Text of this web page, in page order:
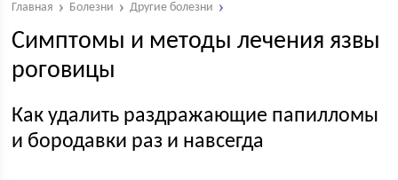
Главная Болезни Другие болезни
Cимптомы и методы лечения язвы
роговицы
Как удалить раздражающие папилломы
и бородавки раз и навсегда